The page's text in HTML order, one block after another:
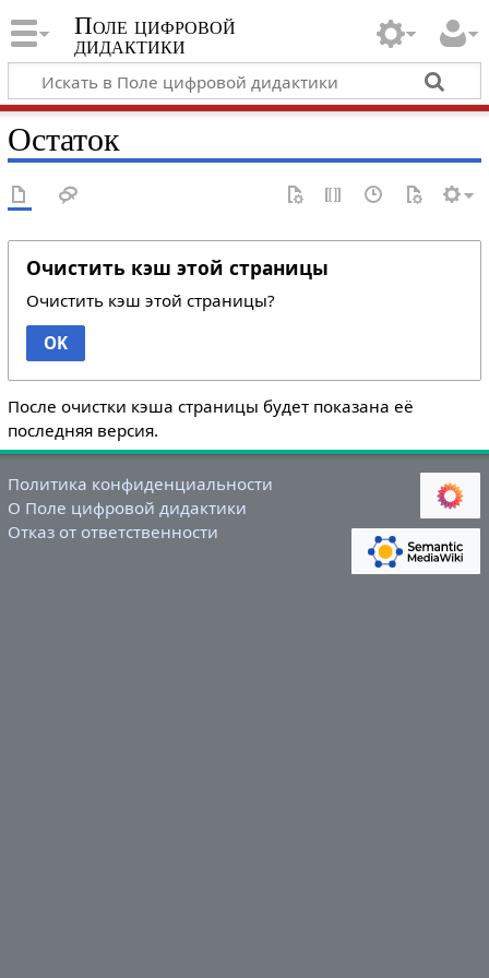
Поле цифровой
дидактики
Остаток
Очистить кэш этой страницы
Очистить кэш этой страницы?
OK
После очистки кэша страницы будет показана её
последняя версия.
Политика конфиденциальности
О Поле цифровой дидактики
Отказ от ответственности